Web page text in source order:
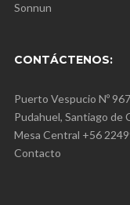
Sonnun
CONTÁCTENOS:
Puerto Vespucio Nº
Pudahuel, Santiago de
Mesa Central +56
Contacto